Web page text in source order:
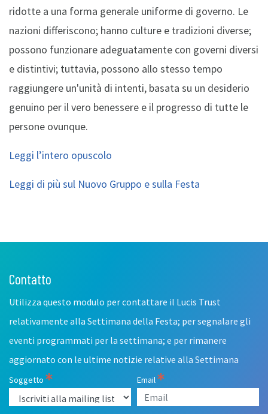
ridotte a una forma generale uniforme di governo. Le
nazioni differiscono; hanno culture e tradizioni diverse;
possono funzionare adeguatamente con governi diversi
e distintivi; tuttavia, possono allo stesso tempo
raggiungere un'unità di intenti, basata su un desiderio
genuino per il vero benessere e il progresso di tutte le
persone ovunque.
Leggi l’intero opuscolo
Leggi di più sul Nuovo Gruppo e sulla Festa
Leave
field
Contatto
Utilizza questo modulo per contattare il Lucis Trust
relativamente alla Settimana della Festa; per segnalare gli
eventi programmati per la settimana; e per rimanere
aggiornato con le ultime notizie relative alla Settimana
Soggetto Email